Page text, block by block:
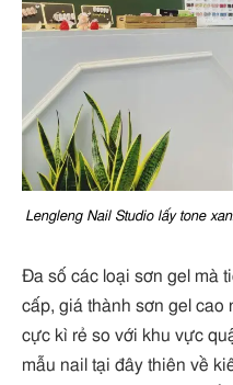
Lengleng Nail Studio lấy tone
Đa số các loại sơn gel mà
cấp, giá thành sơn gel cao
cực kì rẻ so với khu vực
mẫu nail tại đây thiên về